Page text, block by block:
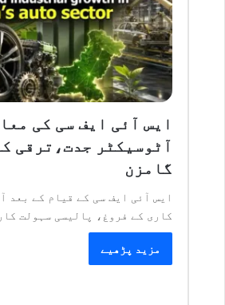
ایس آئی ایف سی کی
آٹوسیکٹر جدت،ترقی
گامزن
ایس آئی ایف سی کے قیام کے بعد
کاری کے فروغ، پالیسی سہولت
مزید پڑھیے